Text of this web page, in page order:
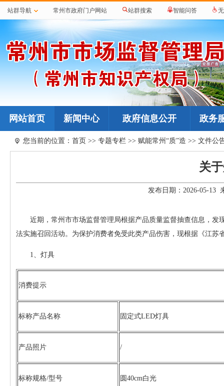
站群导航 常州市政府门户网站 站群搜索 智能问答
网站首页 新闻中心 政府信息公开 政务
您当前的位置： 首页 >> 专题专栏 >> 赋能常州“质”造 >> 文件公
关
发布日期：2026-05-13
近期，常州市市场监督管理局根据产品质量监督抽查信息，
法实施召回活动。为保护消费者免受此类产品伤害，现根据《江
1、灯具
消费提示
标称产品名称 固定式LED灯具
产品照片 /
标称规格/型号 圆40cm白光